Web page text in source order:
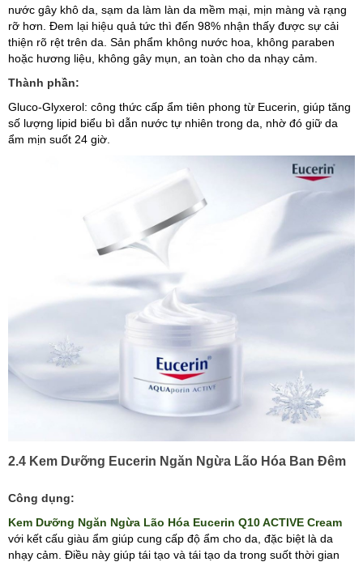
nước gây khô da, sạm da làm làn da mềm mại, mịn màng và rạng
rỡ hơn. Đem lại hiệu quả tức thì đến 98% nhận thấy được sự cải
thiện rõ rệt trên da. Sản phẩm không nước hoa, không paraben
hoặc hương liệu, không gây mụn, an toàn cho da nhạy cảm.
Thành phần:
Gluco-Glyxerol: công thức cấp ẩm tiên phong từ Eucerin, giúp tăng
số lượng lipid biểu bì dẫn nước tự nhiên trong da, nhờ đó giữ da
ẩm mịn suốt 24 giờ.
2.4 Kem Dưỡng Eucerin Ngăn Ngừa Lão Hóa Ban Đêm
Công dụng:
Kem Dưỡng Ngăn Ngừa Lão Hóa Eucerin Q10 ACTIVE Cream
với kết cấu giàu ẩm giúp cung cấp độ ẩm cho da, đặc biệt là da
nhạy cảm. Điều này giúp tái tạo và tái tạo da trong suốt thời gian